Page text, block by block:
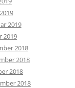
2019
2019
2018
2018
2018
2018